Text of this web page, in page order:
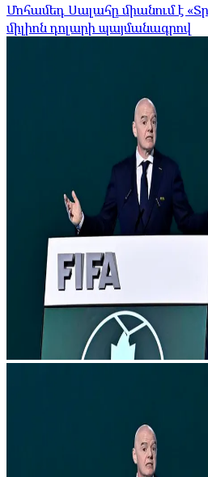
Մոհամեդ Սալահը միանում է
միլիոն դոլարի պայմանագրով